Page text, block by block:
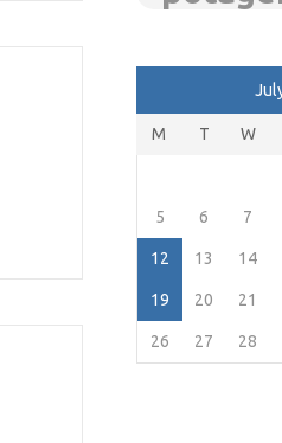
M T W
5 6 7
12 13 14
19 20 21
26 27 28